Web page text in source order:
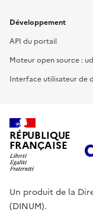
Développement
API du portail
Moteur open source :
Interface utilisateur de
RÉPUBLIQUE
FRANÇAISE
Un produit de la
(DINUM).